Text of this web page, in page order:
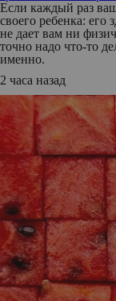
Если каждый раз
своего ребенка: его
не дает вам ни
точно надо что-то
именно.
2 часа назад